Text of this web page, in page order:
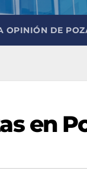
OPINIÓN DE
en